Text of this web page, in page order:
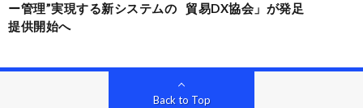
ー管理”実現する新システムの
提供開始へ
貿易DX協会」が発足
Back to Top